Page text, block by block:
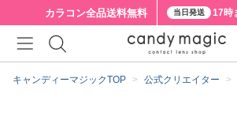
カラコン全品送料無料 当日発送 17時
キャンディーマジックTOP 公式クリエイター